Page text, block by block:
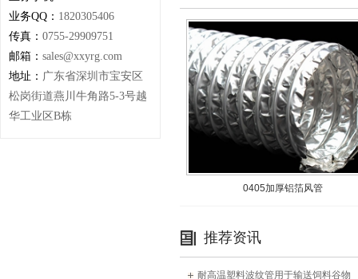
业务QQ： 1820305406
传真： 0755-29909751
邮箱： sales@xxyrg.com
地址： 广东省深圳市宝安区
松岗街道燕川牛角路5-3号越
华工业区B栋
0405加厚铝箔风管
推荐资讯
耐高温塑料波纹管用于输送饲料谷物